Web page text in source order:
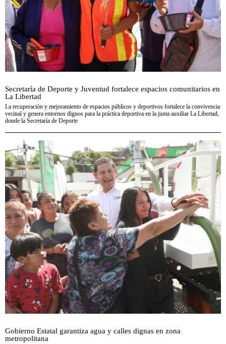
Secretaría de Deporte y Juventud fortalece espacios comunitarios en
La Libertad
La recuperación y mejoramiento de espacios públicos y deportivos fortalece la convivencia
vecinal y genera entornos dignos para la práctica deportiva en la junta auxiliar La Libertad,
donde la Secretaría de Deporte
Gobierno Estatal garantiza agua y calles dignas en zona
metropolitana